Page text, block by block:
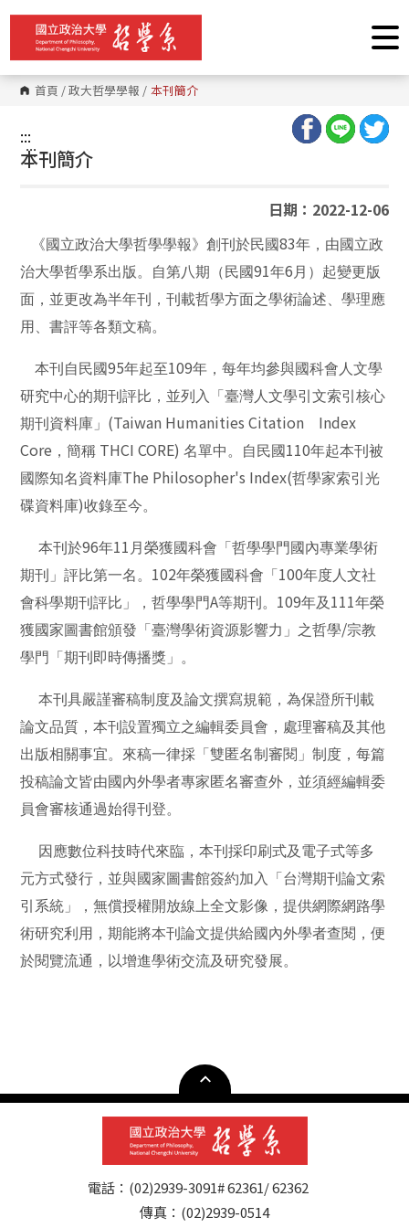
跳
要
內
容
區 首頁 /政大哲學學報 / 本刊簡介
:::
:::
本刊簡介
日期：2022-12-06
《國立政治大學哲學學報》創刊於民國83年，由國立政
治大學哲學系出版。自第八期（民國91年6 月）起變更版
面，並更改為半年刊，刊載哲學方面之學術論述、學理應
用、書評等各類文稿。
本刊自民國95年起至109年，每年均參與國科會人文學
研究中心的期刊評比，並列入「臺灣人文學引文索引核心
期刊資料庫」 (Taiwan Humanities Citation
Index
Core ，簡稱 THCI CORE)名單中。自民國 110年起本刊被
國際知名資料庫The Philosopher's Index(哲學家索引光
碟資料庫)收錄至今。
本刊於96年11 月榮獲國科會「哲學學門國內專業學術
期刊」評比第一名。 102年榮獲國科會「 100年度人文社
會科學期刊評比」，哲學學門A等期刊。 109年及 111年榮
獲國家圖書館頒發「臺灣學術資源影響力」之哲學/宗教
學門「期刊即時傳播獎」。
本刊具嚴謹審稿制度及論文撰寫規範，為保證所刊載
論文品質，本刊設置獨立之編輯委員會，處理審稿及其他
出版相關事宜。來稿一律採「雙匿名制審閱」制度，每篇
投稿論文皆由國內外學者專家匿名審查外，並須經編輯委
員會審核通過始得刊登。
因應數位科技時代來臨，本刊採印刷式及電子式等多
元方式發行，並與國家圖書館簽約加入「台灣期刊論文索
引系統」，無償授權開放線上全文影像，提供網際網路學
術研究利用，期能將本刊論文提供給國內外學者查閱，便
於閱覽流通，以增進學術交流及研究發展。
電話：(02)2939-3091# 62361/ 62362
傳真：(02)2939-0514